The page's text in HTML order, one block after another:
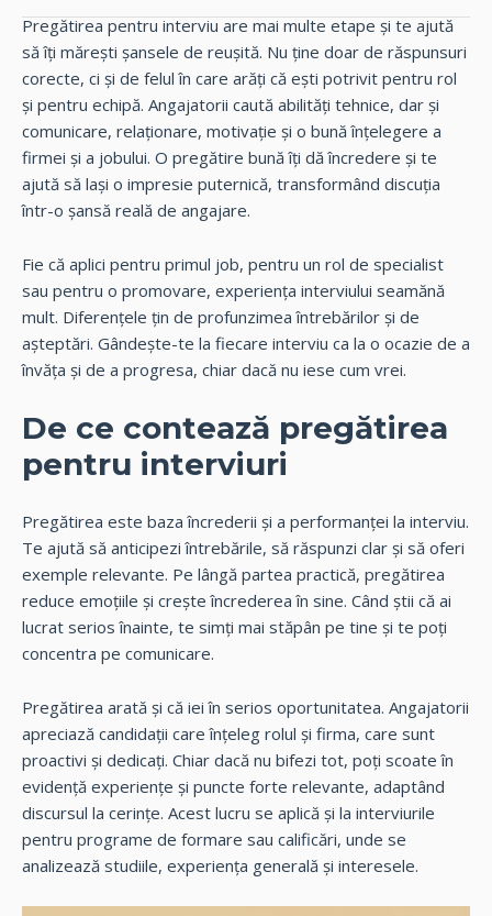
Pregătirea pentru interviu are mai multe etape și te ajută
să îți mărești șansele de reușită. Nu ține doar de răspunsuri
corecte, ci și de felul în care arăți că ești potrivit pentru rol
și pentru echipă. Angajatorii caută abilități tehnice, dar și
comunicare, relaționare, motivație și o bună înțelegere a
firmei și a jobului. O pregătire bună îți dă încredere și te
ajută să lași o impresie puternică, transformând discuția
într-o șansă reală de angajare.
Fie că aplici pentru primul job, pentru un rol de specialist
sau pentru o promovare, experiența interviului seamănă
mult. Diferențele țin de profunzimea întrebărilor și de
așteptări. Gândește-te la fiecare interviu ca la o ocazie de a
învăța și de a progresa, chiar dacă nu iese cum vrei.
De ce contează pregătirea
pentru interviuri
Pregătirea este baza încrederii și a performanței la interviu.
Te ajută să anticipezi întrebările, să răspunzi clar și să oferi
exemple relevante. Pe lângă partea practică, pregătirea
reduce emoțiile și crește încrederea în sine. Când știi că ai
lucrat serios înainte, te simți mai stăpân pe tine și te poți
concentra pe comunicare.
Pregătirea arată și că iei în serios oportunitatea. Angajatorii
apreciază candidații care înțeleg rolul și firma, care sunt
proactivi și dedicați. Chiar dacă nu bifezi tot, poți scoate în
evidență experiențe și puncte forte relevante, adaptând
discursul la cerințe. Acest lucru se aplică și la interviurile
pentru programe de formare sau calificări, unde se
analizează studiile, experiența generală și interesele.